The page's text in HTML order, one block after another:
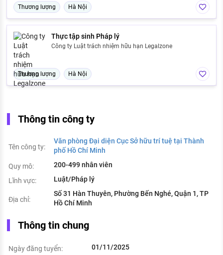
Thương lượng Hà Nội
Thực tập sinh Pháp lý
Công ty Luật trách nhiệm hữu hạn Legalzone
Thương lượng Hà Nội
Thông tin công ty
Tên công ty:
Văn phòng Đại diện Cục Sở hữu trí tuệ tại Thành
phố Hồ Chí Minh
Quy mô:
200-499 nhân viên
Lĩnh vực:
Luật/Pháp lý
Địa chỉ:
Số 31 Hàn Thuyên, Phường Bến Nghé, Quận 1, TP
Hồ Chí Minh
Thông tin chung
Ngày đăng tuyển:
01/11/2025